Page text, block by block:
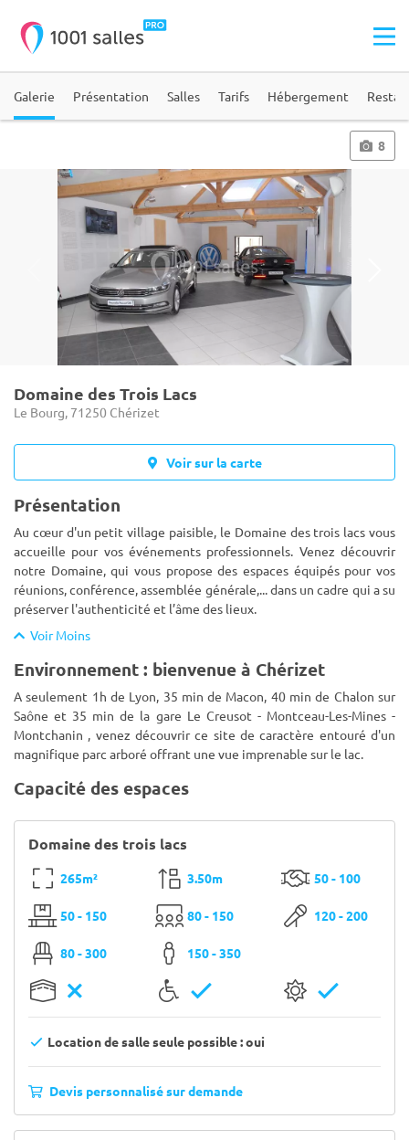
Galerie Présentation Salles Tarifs Hébergement
8
Domaine des Trois Lacs
Le Bourg, 71250 Chérizet
Voir sur la carte
Présentation
Au cœur d'un petit village paisible, le Domaine des trois lacs vous
accueille pour vos événements professionnels. Venez découvrir
notre Domaine, qui vous propose des espaces équipés pour vos
réunions, conférence, assemblée générale,... dans un cadre qui a su
préserver l'authenticité et l’âme des lieux.
Voir Moins
Environnement : bienvenue à Chérizet
A seulement 1h de Lyon, 35 min de Macon, 40 min de Chalon sur
Saône et 35 min de la gare Le Creusot - Montceau-Les-Mines -
Montchanin , venez découvrir ce site de caractère entouré d'un
magnifique parc arboré offrant une vue imprenable sur le lac.
Capacité des espaces
Domaine des trois lacs
265m² 3.50m 50 - 100
50 - 150 80 - 150 120 - 200
80 - 300 150 - 350
Location de salle seule possible : oui
Devis personnalisé sur demande